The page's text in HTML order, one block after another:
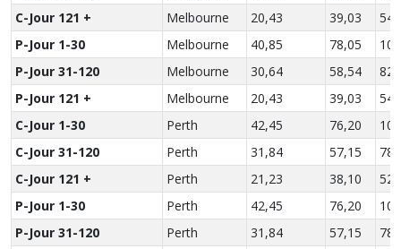
C-Jour 121 +
Melbourne 20,43 39,03
P-Jour 1-30
Melbourne 40,85 78,05
P-Jour 31-120
Melbourne 30,64 58,54
P-Jour 121 +
Melbourne 20,43 39,03
C-Jour 1-30
Perth 42,45 76,20
C-Jour 31-120
Perth 31,84 57,15
C-Jour 121 +
Perth 21,23 38,10
P-Jour 1-30
Perth 42,45 76,20
P-Jour 31-120
Perth 31,84 57,15